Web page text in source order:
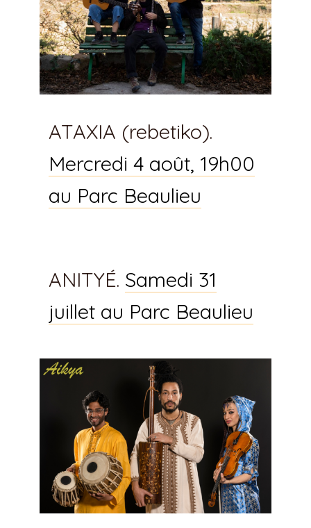
ATAXIA (rebetiko).
Mercredi 4 août, 19h00
au Parc Beaulieu
ANITYÉ. Samedi 31
juillet au Parc Beaulieu